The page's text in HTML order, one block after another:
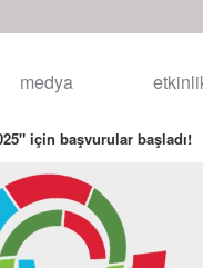
medya
için başvurular başladı!